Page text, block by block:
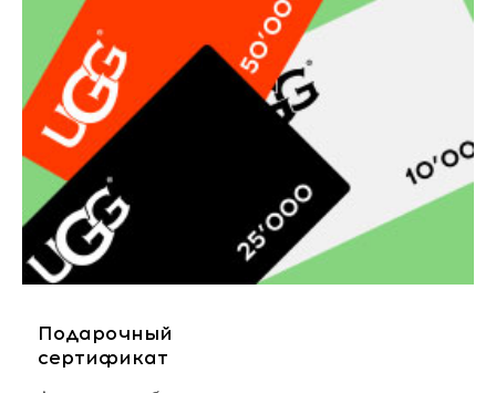
Подарочный
сертификат